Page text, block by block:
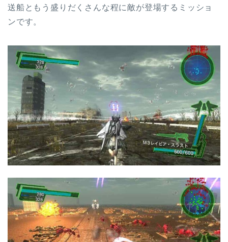
送船ともう盛りだくさんな程に敵が登場するミッショ
ンです。